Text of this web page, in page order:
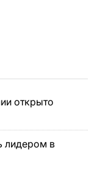
открыто
лидером в